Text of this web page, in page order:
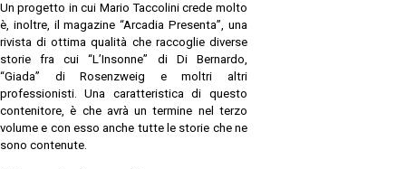
Un progetto in cui Mario Taccolini crede molto
è, inoltre, il magazine “Arcadia Presenta”, una
rivista di ottima qualità che raccoglie diverse
storie fra cui “L’Insonne” di Di Bernardo,
“Giada” di Rosenzweig e moltri altri
professionisti. Una caratteristica di questo
contenitore, è che avrà un termine nel terzo
volume e con esso anche tutte le storie che ne
sono contenute.